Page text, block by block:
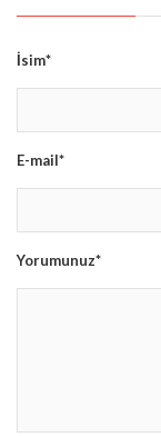
İsim*
E-mail*
Yorumunuz*